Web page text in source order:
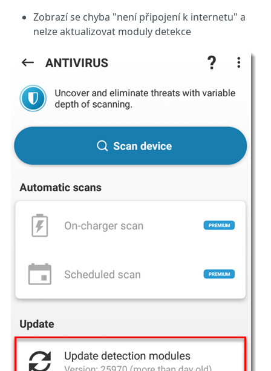
Zobrazí se chyba "není připojení k internetu" a
nelze aktualizovat moduly detekce